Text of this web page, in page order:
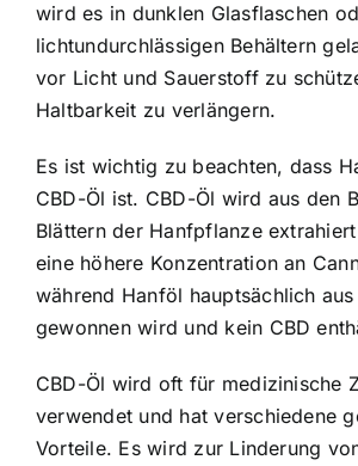
wird es in dunklen Glasflaschen
lichtundurchlässigen Behältern
vor Licht und Sauerstoff zu
Haltbarkeit zu verlängern.
Es ist wichtig zu beachten, dass
CBD-Öl ist. CBD-Öl wird aus den
Blättern der Hanfpflanze
eine höhere Konzentration an
während Hanföl hauptsächlich aus
gewonnen wird und kein CBD
CBD-Öl wird oft für medizinische
verwendet und hat verschiedene
Vorteile. Es wird zur Linderung